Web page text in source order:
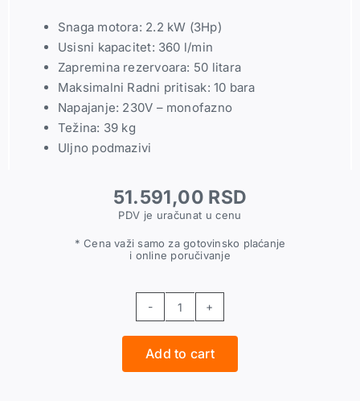
Snaga motora: 2.2 kW (3Hp)
Usisni kapacitet: 360 l/min
Zapremina rezervoara: 50 litara
Maksimalni Radni pritisak: 10 bara
Napajanje: 230V – monofazno
Težina: 39 kg
Uljno podmazivi
51.591,00 RSD
PDV je uračunat u cenu
* Cena važi samo za gotovinsko plaćanje
i online poručivanje
ABAC
V
36/50
-
Add to cart